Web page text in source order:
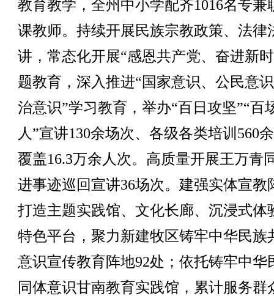
教育教学，全州中小学配齐1016名专兼
课教师。持续开展民族宗教政策、法律
讲，常态化开展“感恩共产党、奋进新
题教育，深入推进“国家意识、公民意
治意识”学习教育，举办“百日攻坚”“百
人”宣讲130余场次、各级各类培训560
覆盖16.3万余人次。高质量开展王万青
进事迹巡回宣讲36场次。建强实体宣教
打造主题实践馆、文化长廊、沉浸式体
特色平台，聚力新建牧区铸牢中华民族
意识宣传教育阵地92处；依托铸牢中华
同体意识甘南教育实践馆，累计服务群